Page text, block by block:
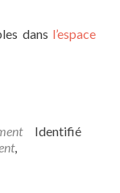
dans l’espace
Identifié
,